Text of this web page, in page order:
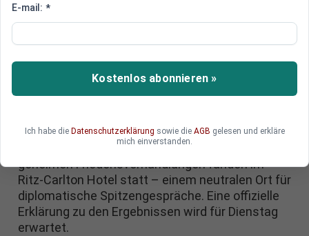
Geheime Friedensverhandlungen
um Lösung für Ukraine
Hochrangige Vertreter
der USA und Russlands haben in Riad, der
Stunden lang über einen möglichen
Waffenstillstand in der Ukraine verhandelt. Die
geheimen Friedensverhandlungen fanden im
Ritz-Carlton Hotel statt – einem neutralen Ort für
diplomatische Spitzengespräche. Eine offizielle
Erklärung zu den Ergebnissen wird für Dienstag
erwartet.
E-mail: *
Kostenlos abonnieren »
Ich habe die Datenschutzerklärung sowie die AGB gelesen und erkläre
mich einverstanden.